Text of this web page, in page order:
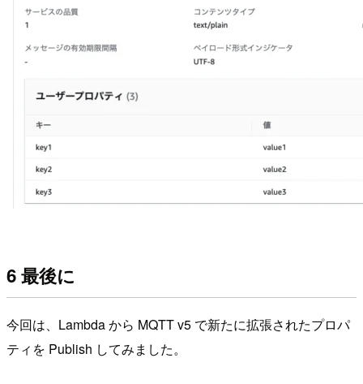
6 最後に
今回は、Lambda から MQTT v5 で新たに拡張されたプロパ
ティを Publish してみました。